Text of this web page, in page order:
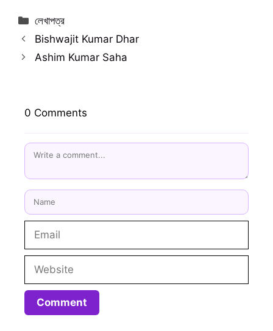
Categories
লেখাপত্র
Bishwajit Kumar Dhar
Ashim Kumar Saha
0 Comments
Name
Email
Website